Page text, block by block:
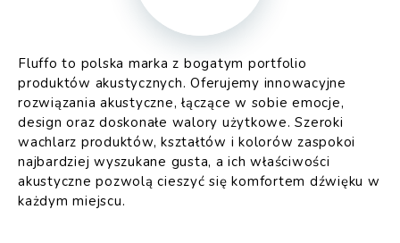
Fluffo to polska marka z bogatym portfolio
produktów akustycznych. Oferujemy innowacyjne
rozwiązania akustyczne, łączące w sobie emocje,
design oraz doskonałe walory użytkowe. Szeroki
wachlarz produktów, kształtów i kolorów zaspokoi
najbardziej wyszukane gusta, a ich właściwości
akustyczne pozwolą cieszyć się komfortem dźwięku w
każdym miejscu.